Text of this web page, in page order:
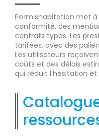
Permishabitation met
conformité, des
contrats types. Les
tarifées, avec des
Les utilisateurs
coûts et des délais
qui réduit l’hésitation